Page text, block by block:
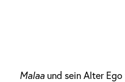
Malaa und sein Alter